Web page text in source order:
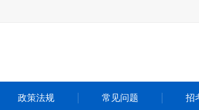
政策法规 常见问题 招